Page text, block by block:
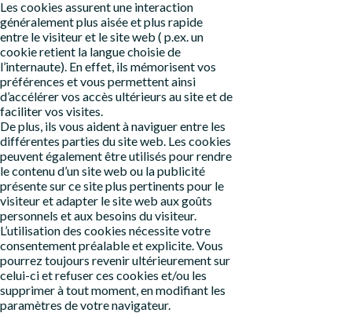
Les cookies assurent une interaction
généralement plus aisée et plus rapide
entre le visiteur et le site web ( p.ex. un
cookie retient la langue choisie de
l’internaute). En effet, ils mémorisent vos
préférences et vous permettent ainsi
d’accélérer vos accès ultérieurs au site et de
faciliter vos visites.
De plus, ils vous aident à naviguer entre les
différentes parties du site web. Les cookies
peuvent également être utilisés pour rendre
le contenu d’un site web ou la publicité
présente sur ce site plus pertinents pour le
visiteur et adapter le site web aux goûts
personnels et aux besoins du visiteur.
L’utilisation des cookies nécessite votre
consentement préalable et explicite. Vous
pourrez toujours revenir ultérieurement sur
celui-ci et refuser ces cookies et/ou les
supprimer à tout moment, en modifiant les
paramètres de votre navigateur.